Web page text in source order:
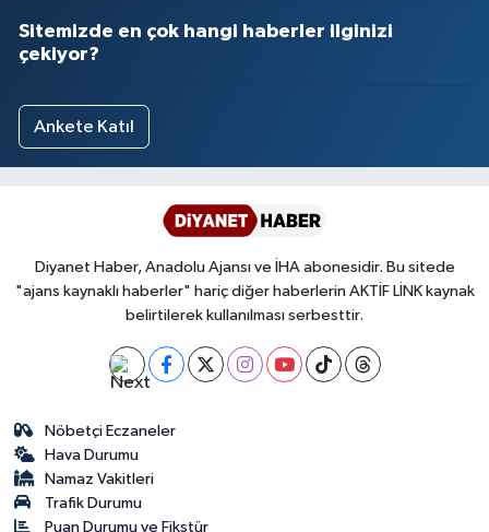
Sitemizde en çok hangi haberler ilginizi
çekiyor?
Ankete Katıl
Diyanet Haber, Anadolu Ajansı ve İHA abonesidir. Bu sitede
"ajans kaynaklı haberler" hariç diğer haberlerin AKTİF LİNK kaynak
belirtilerek kullanılması serbesttir.
Nöbetçi Eczaneler
Hava Durumu
Namaz Vakitleri
Trafik Durumu
Puan Durumu ve Fikstür